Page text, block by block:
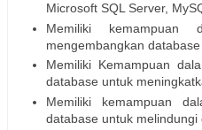
Microsoft SQL Server,
Memiliki kemampuan
mengembangkan
Memiliki Kemampuan
database untuk
Memiliki kemampuan
database untuk